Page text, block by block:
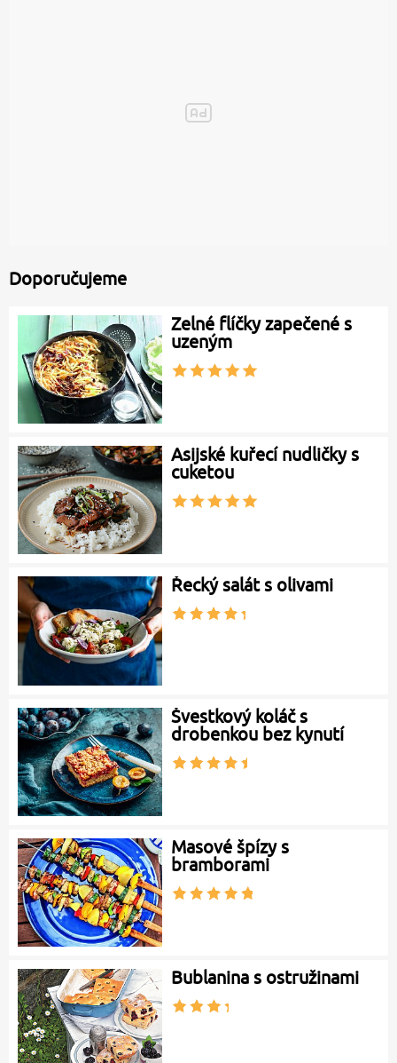
Doporučujeme
Zelné flíčky zapečené s
uzeným
Asijské kuřecí nudličky s
cuketou
Řecký salát s olivami
Švestkový koláč s
drobenkou bez kynutí
Masové špízy s
bramborami
Bublanina s ostružinami